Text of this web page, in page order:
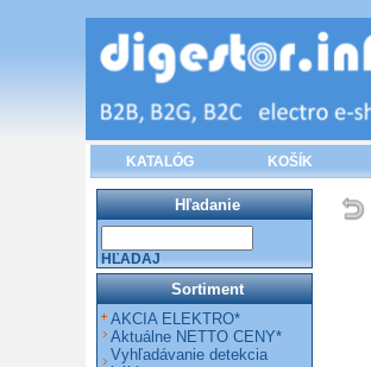
KATALÓG KOŠÍK
Hľadanie
HĽADAJ
Sortiment
AKCIA ELEKTRO*
Aktuálne NETTO CENY*
Vyhľadávanie detekcia